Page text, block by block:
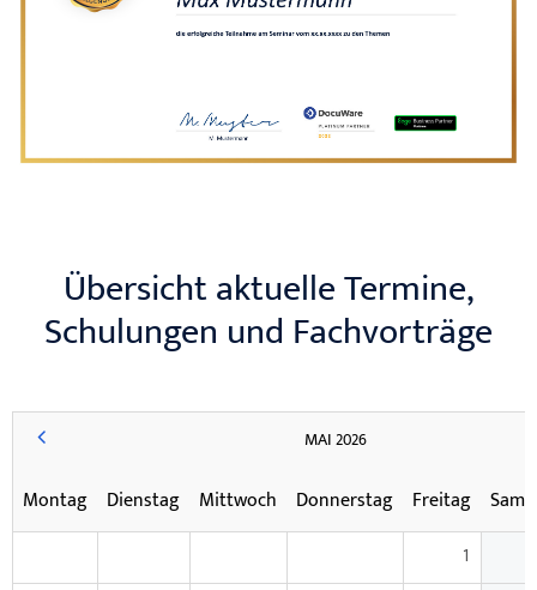
Übersicht aktuelle Termine,
Schulungen und Fachvorträge
MAI 2026
Montag Dienstag Mittwoch Donnerstag Freitag
1